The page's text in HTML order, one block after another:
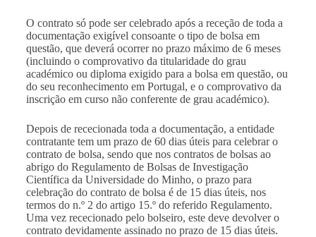
O contrato só pode ser celebrado após a receção de toda a
documentação exigível consoante o tipo de bolsa em
questão, que deverá ocorrer no prazo máximo de 6 meses
(incluindo o comprovativo da titularidade do grau
académico ou diploma exigido para a bolsa em questão, ou
do seu reconhecimento em Portugal, e o comprovativo da
inscrição em curso não conferente de grau académico).
Depois de rececionada toda a documentação, a entidade
contratante tem um prazo de 60 dias úteis para celebrar o
contrato de bolsa, sendo que nos contratos de bolsas ao
abrigo do Regulamento de Bolsas de Investigação
Científica da Universidade do Minho, o prazo para
celebração do contrato de bolsa é de 15 dias úteis, nos
termos do n.º 2 do artigo 15.º do referido Regulamento.
Uma vez rececionado pelo bolseiro, este deve devolver o
contrato devidamente assinado no prazo de 15 dias úteis.